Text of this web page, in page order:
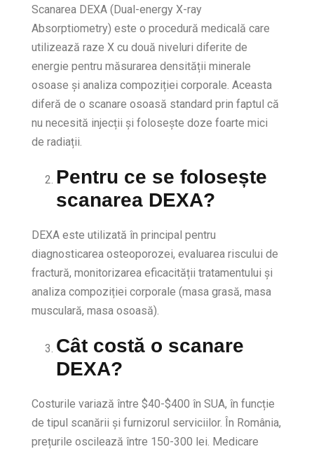
Scanarea DEXA (Dual-energy X-ray
Absorptiometry) este o procedură medicală care
utilizează raze X cu două niveluri diferite de
energie pentru măsurarea densității minerale
osoase și analiza compoziției corporale. Aceasta
diferă de o scanare osoasă standard prin faptul că
nu necesită injecții și folosește doze foarte mici
de radiații.
Pentru ce se folosește
scanarea DEXA?
DEXA este utilizată în principal pentru
diagnosticarea osteoporozei, evaluarea riscului de
fractură, monitorizarea eficacității tratamentului și
analiza compoziției corporale (masa grasă, masa
musculară, masa osoasă).
Cât costă o scanare
DEXA?
Costurile variază între $40-$400 în SUA, în funcție
de tipul scanării și furnizorul serviciilor. În România,
prețurile oscilează între 150-300 lei. Medicare